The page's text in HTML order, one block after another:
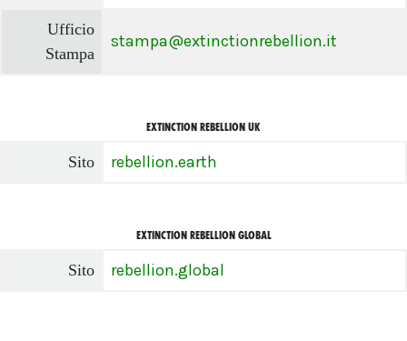
Ufficio
Stampa
stampa@extinctionrebellion.it
EXTINCTION REBELLION UK
Sito rebellion.earth
EXTINCTION REBELLION GLOBAL
Sito rebellion.global